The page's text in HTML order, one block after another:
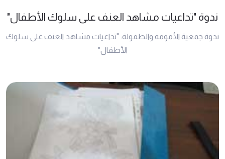
ندوة "تداعيات مشاهد العنف على سلوك الأطفال"
ندوة جمعية الأمومة والطفولة: "تداعيات مشاهد العنف على سلوك
الأطفال"